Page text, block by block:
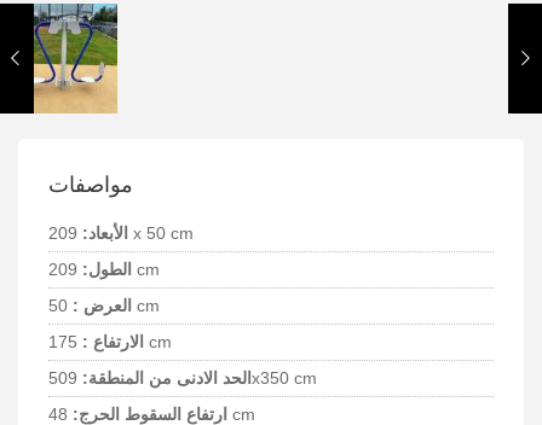
مواصفات
الأبعاد: 209 x 50 cm
الطول: 209 cm
العرض : 50 cm
الارتفاع : 175 cm
الحد الادنى من المنطقة: 509x350 cm
ارتفاع السقوط الحرج: 48 cm